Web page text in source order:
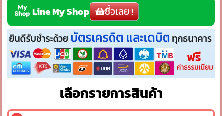
Line My Shop ซื้อเลย !
เลือกรายการสินค้า